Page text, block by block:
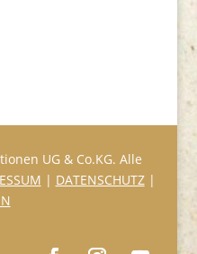
UG & Co.KG. Alle
| DATENSCHUTZ|